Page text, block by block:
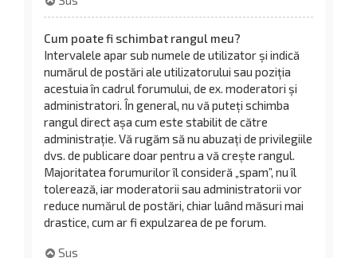
Cum poate fi schimbat rangul meu?
Intervalele apar sub numele de utilizator și indică
numărul de postări ale utilizatorului sau poziția
acestuia în cadrul forumului, de ex. moderatori și
administratori. În general, nu vă puteți schimba
rangul direct așa cum este stabilit de către
administrație. Vă rugăm să nu abuzați de privilegiile
dvs. de publicare doar pentru a vă crește rangul.
Majoritatea forumurilor îl consideră „spam”, nu îl
tolerează, iar moderatorii sau administratorii vor
reduce numărul de postări, chiar luând măsuri mai
drastice, cum ar fi expulzarea de pe forum.
Sus